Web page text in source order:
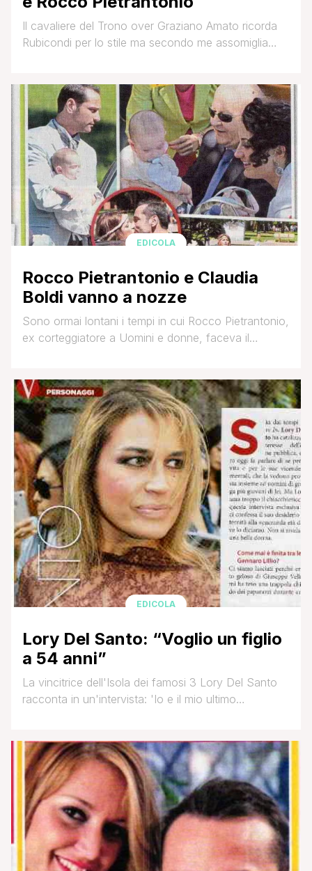
Il cavaliere del Trono over Graziano Amato ricorda
Rubicondi per lo stile ma secondo me assomiglia
pensate?
EDICOLA
Rocco Pietrantonio e Claudia
Boldi vanno a nozze
Sono ormai lontani i tempi in cui Rocco Pietrantonio,
ex corteggiatore a Uomini e donne, faceva il
nipote dell'attore comico Massimo Boldi. I due
avevano già avuto una figlia, la piccola Mia Maria,
nata a dicembre. I [']
EDICOLA
Lory Del Santo: “Voglio un figlio
a 54 anni”
La vincitrice dell'Isola dei famosi 3 Lory Del Santo
racconta in un'intervista: 'Io e il mio ultimo
teso una trappola chiamando i paparazzi durante
un'uscita amichevole. Gennaro ha visto gli scatti e
non mi ha creduto. Una volta le [']